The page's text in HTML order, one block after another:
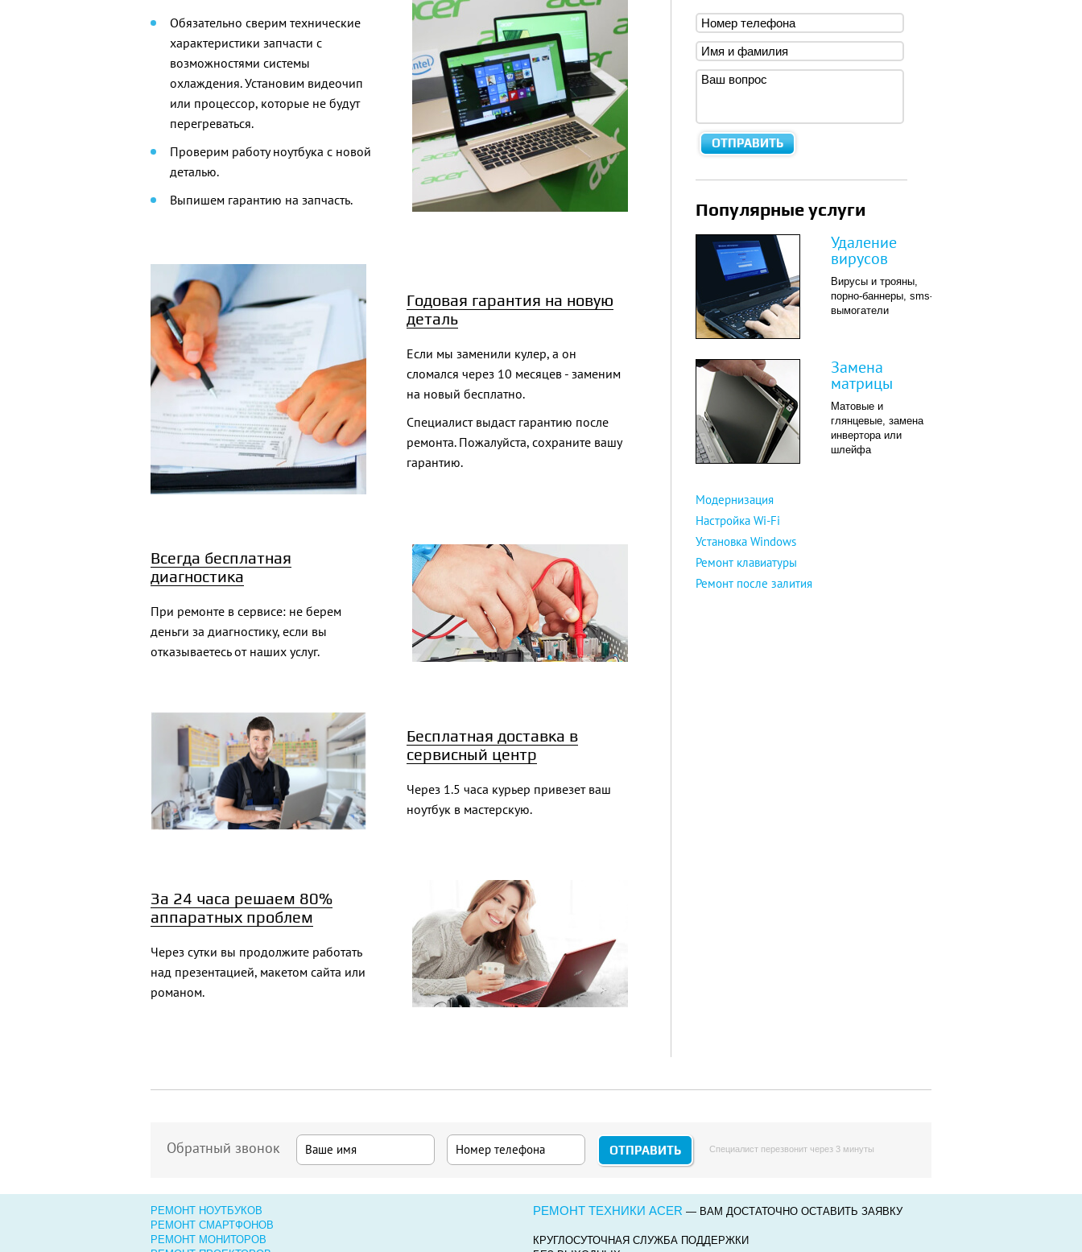
Обязательно сверим технические
характеристики запчасти с
возможностями системы
охлаждения. Установим видеочип
или процессор, которые не будут
перегреваться.
Проверим работу ноутбука с новой
деталью.
Выпишем гарантию на запчасть.
Годовая гарантия на новую
деталь
Если мы заменили кулер, а он
сломался через 10 месяцев - заменим
на новый бесплатно.
Специалист выдаст гарантию после
ремонта. Пожалуйста, сохраните вашу
гарантию.
Всегда бесплатная
диагностика
При ремонте в сервисе: не берем
деньги за диагностику, если вы
отказываетесь от наших услуг.
Бесплатная доставка в
сервисный центр
Через 1.5 часа курьер привезет ваш
ноутбук в мастерскую.
За 24 часа решаем 80%
аппаратных проблем
Через сутки вы продолжите работать
над презентацией, макетом сайта или
романом.
Популярные услуги
Удаление
вирусов
Вирусы и трояны,
порно-баннеры, sms-
вымогатели
Замена
матрицы
Матовые и
глянцевые, замена
инвертора или
шлейфа
Модернизация
Настройка Wi-Fi
Установка Windows
Ремонт клавиатуры
Ремонт после залития
Обратный звонок Специалист перезвонит через 3 минуты
РЕМОНТ НОУТБУКОВ
РЕМОНТ СМАРТФОНОВ
РЕМОНТ МОНИТОРОВ
РЕМОНТ ТЕХНИКИ ACER — ВАМ ДОСТАТОЧНО ОСТАВИТЬ ЗАЯВКУ
КРУГЛОСУТОЧНАЯ СЛУЖБА ПОДДЕРЖКИ